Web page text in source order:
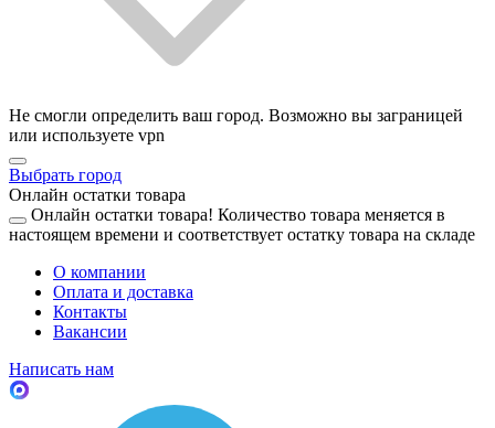
Не смогли определить ваш город. Возможно вы заграницей
или используете vpn
Выбрать город
Онлайн остатки товара
Онлайн остатки товара! Количество товара меняется в
настоящем времени и соответствует остатку товара на складе
О компании
Оплата и доставка
Контакты
Вакансии
Написать нам